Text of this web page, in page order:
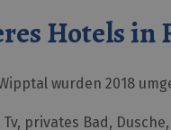
Hotels in
wurden 2018
privates Bad,